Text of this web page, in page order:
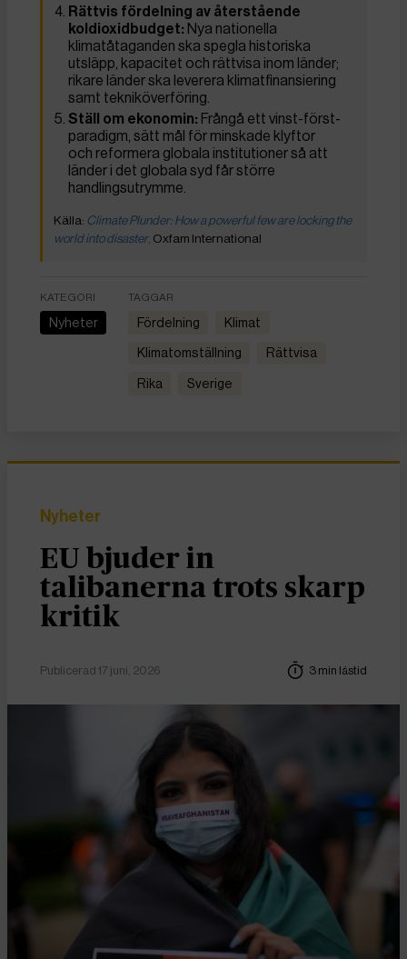
Rättvis fördelning av återstående
koldioxidbudget: Nya nationella
klimatåtaganden ska spegla historiska
utsläpp, kapacitet och rättvisa inom länder;
rikare länder ska leverera klimatfinansiering
samt tekniköverföring.
Ställ om ekonomin: Frångå ett vinst-först-
paradigm, sätt mål för minskade klyftor
och reformera globala institutioner så att
länder i det globala syd får större
handlingsutrymme.
Climate Plunder: How a powerful few are locking the
world into disaster, Oxfam International
KATEGORI
Nyheter
TAGGAR
fördelning Klimat
klimatomställning Rättvisa
rika Sverige
Nyheter
EU bjuder in
talibanerna trots skarp
kritik
Publicerad 17 juni, 2026 3 min lästid